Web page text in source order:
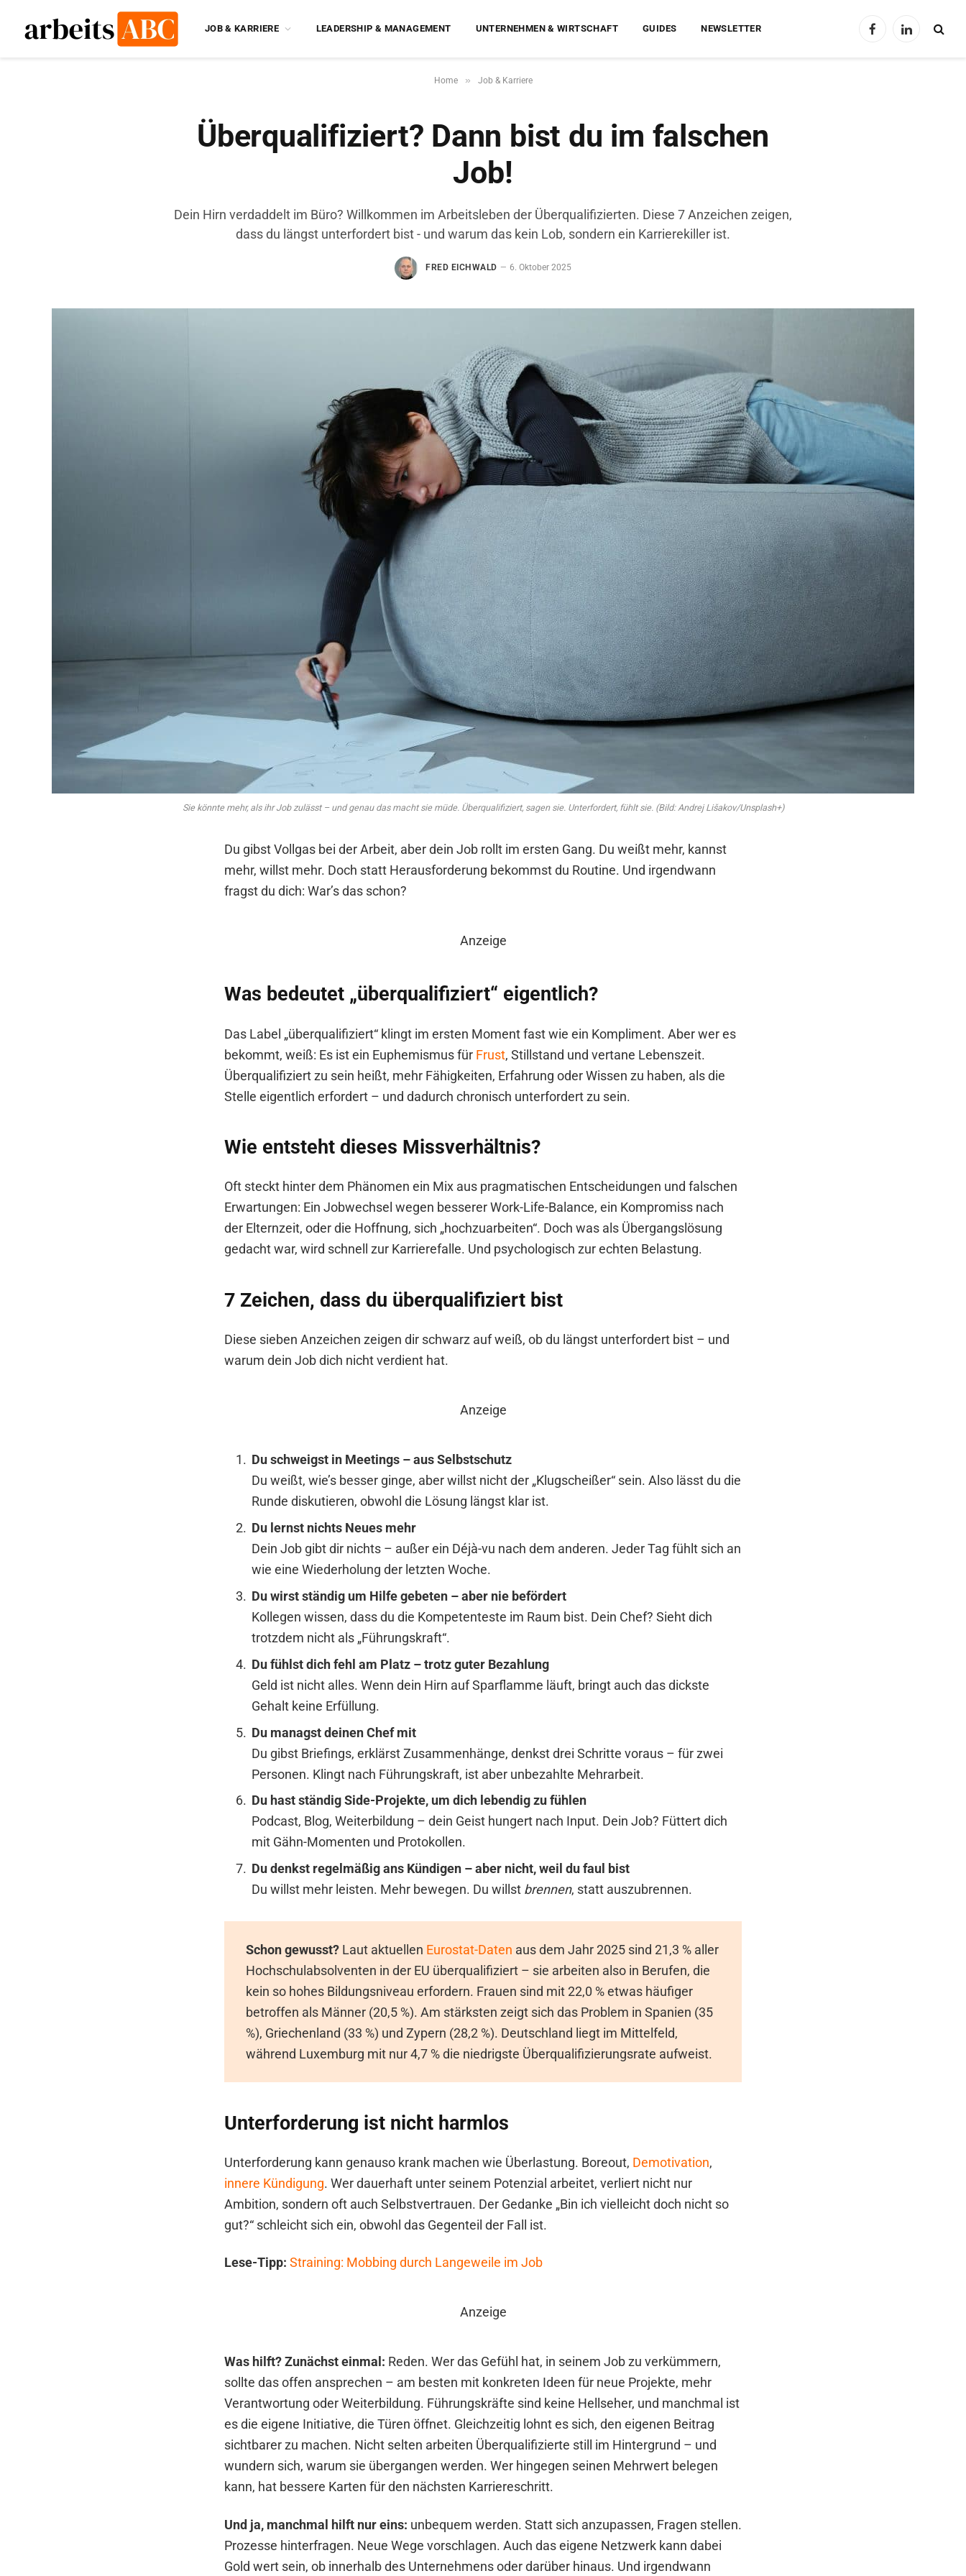
JOB & KARRIERE LEADERSHIP & MANAGEMENT UNTERNEHMEN & WIRTSCHAFT GUIDES NEWSLETTER
FacebookLinkedIn
Home » Job & Karriere
Überqualifiziert? Dann bist du im falschen
Job!
Dein Hirn verdaddelt im Büro? Willkommen im Arbeitsleben der Überqualifizierten. Diese 7 Anzeichen zeigen,
dass du längst unterfordert bist - und warum das kein Lob, sondern ein Karrierekiller ist.
FRED EICHWALD 6. Oktober 2025
Sie könnte mehr, als ihr Job zulässt – und genau das macht sie müde. Überqualifiziert, sagen sie. Unterfordert, fühlt sie. (Bild: Andrej Lišakov/Unsplash+)
Du gibst Vollgas bei der Arbeit, aber dein Job rollt im ersten Gang. Du weißt mehr, kannst
mehr, willst mehr. Doch statt Herausforderung bekommst du Routine. Und irgendwann
fragst du dich: War’s das schon?
Anzeige
Was bedeutet „überqualifiziert“ eigentlich?
Das Label „überqualifiziert“ klingt im ersten Moment fast wie ein Kompliment. Aber wer es
bekommt, weiß: Es ist ein Euphemismus für Frust, Stillstand und vertane Lebenszeit.
Überqualifiziert zu sein heißt, mehr Fähigkeiten, Erfahrung oder Wissen zu haben, als die
Stelle eigentlich erfordert – und dadurch chronisch unterfordert zu sein.
Wie entsteht dieses Missverhältnis?
Oft steckt hinter dem Phänomen ein Mix aus pragmatischen Entscheidungen und falschen
Erwartungen: Ein Jobwechsel wegen besserer Work-Life-Balance, ein Kompromiss nach
der Elternzeit, oder die Hoffnung, sich „hochzuarbeiten“. Doch was als Übergangslösung
gedacht war, wird schnell zur Karrierefalle. Und psychologisch zur echten Belastung.
7 Zeichen, dass du überqualifiziert bist
Diese sieben Anzeichen zeigen dir schwarz auf weiß, ob du längst unterfordert bist – und
warum dein Job dich nicht verdient hat.
Anzeige
Du schweigst in Meetings – aus Selbstschutz
Du weißt, wie’s besser ginge, aber willst nicht der „Klugscheißer“ sein. Also lässt du die
Runde diskutieren, obwohl die Lösung längst klar ist.
Du lernst nichts Neues mehr
Dein Job gibt dir nichts – außer ein Déjà-vu nach dem anderen. Jeder Tag fühlt sich an
wie eine Wiederholung der letzten Woche.
Du wirst ständig um Hilfe gebeten – aber nie befördert
Kollegen wissen, dass du die Kompetenteste im Raum bist. Dein Chef? Sieht dich
trotzdem nicht als „Führungskraft“.
Du fühlst dich fehl am Platz – trotz guter Bezahlung
Geld ist nicht alles. Wenn dein Hirn auf Sparflamme läuft, bringt auch das dickste
Gehalt keine Erfüllung.
Du managst deinen Chef mit
Du gibst Briefings, erklärst Zusammenhänge, denkst drei Schritte voraus – für zwei
Personen. Klingt nach Führungskraft, ist aber unbezahlte Mehrarbeit.
Du hast ständig Side-Projekte, um dich lebendig zu fühlen
Podcast, Blog, Weiterbildung – dein Geist hungert nach Input. Dein Job? Füttert dich
mit Gähn-Momenten und Protokollen.
Du denkst regelmäßig ans Kündigen – aber nicht, weil du faul bist
Du willst mehr leisten. Mehr bewegen. Du willst brennen, statt auszubrennen.
Schon gewusst? Laut aktuellen Eurostat-Daten aus dem Jahr 2025 sind 21,3 % aller
Hochschulabsolventen in der EU überqualifiziert – sie arbeiten also in Berufen, die
kein so hohes Bildungsniveau erfordern. Frauen sind mit 22,0 % etwas häufiger
betroffen als Männer (20,5 %). Am stärksten zeigt sich das Problem in Spanien (35
%), Griechenland (33 %) und Zypern (28,2 %). Deutschland liegt im Mittelfeld,
während Luxemburg mit nur 4,7 % die niedrigste Überqualifizierungsrate aufweist.
Unterforderung ist nicht harmlos
Unterforderung kann genauso krank machen wie Überlastung. Boreout, Demotivation,
innere Kündigung. Wer dauerhaft unter seinem Potenzial arbeitet, verliert nicht nur
Ambition, sondern oft auch Selbstvertrauen. Der Gedanke „Bin ich vielleicht doch nicht so
gut?“ schleicht sich ein, obwohl das Gegenteil der Fall ist.
Lese-Tipp: Straining: Mobbing durch Langeweile im Job
Anzeige
Was hilft? Zunächst einmal: Reden. Wer das Gefühl hat, in seinem Job zu verkümmern,
sollte das offen ansprechen – am besten mit konkreten Ideen für neue Projekte, mehr
Verantwortung oder Weiterbildung. Führungskräfte sind keine Hellseher, und manchmal ist
es die eigene Initiative, die Türen öffnet. Gleichzeitig lohnt es sich, den eigenen Beitrag
sichtbarer zu machen. Nicht selten arbeiten Überqualifizierte still im Hintergrund – und
wundern sich, warum sie übergangen werden. Wer hingegen seinen Mehrwert belegen
kann, hat bessere Karten für den nächsten Karriereschritt.
Und ja, manchmal hilft nur eins: unbequem werden. Statt sich anzupassen, Fragen stellen.
Prozesse hinterfragen. Neue Wege vorschlagen. Auch das eigene Netzwerk kann dabei
Gold wert sein, ob innerhalb des Unternehmens oder darüber hinaus. Und irgendwann